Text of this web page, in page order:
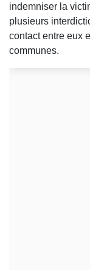
indemniser la
plusieurs
contact entre eux
communes.